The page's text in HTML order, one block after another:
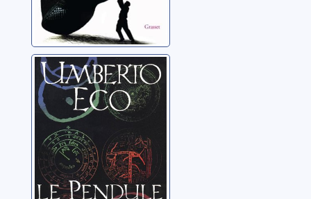
Le Pendule de
Foucault
Eco, Umberto